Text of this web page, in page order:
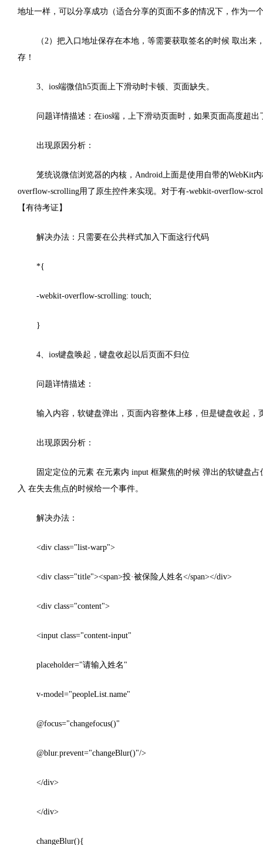
地址一样，可以分享成功（适合分享的页面不多的情况下，作为一
（2）把入口地址保存在本地，等需要获取签名的时候 取出来
存！
3、ios端微信h5页面上下滑动时卡顿、页面缺失。
问题详情描述：在ios端，上下滑动页面时，如果页面高度超
出现原因分析：
笼统说微信浏览器的内核，Android上面是使用自带的WebKit
overflow-scrolling用了原生控件来实现。对于有-webkit-overflow-
【有待考证】
解决办法：只需要在公共样式加入下面这行代码
*{
-webkit-overflow-scrolling: touch;
}
4、ios键盘唤起，键盘收起以后页面不归位
问题详情描述：
输入内容，软键盘弹出，页面内容整体上移，但是键盘收起，
出现原因分析：
固定定位的元素 在元素内 input 框聚焦的时候 弹出的软键盘
入 在失去焦点的时候给一个事件。
解决办法：
<div class="list-warp">
<div class="title"><span>投·被保险人姓名</span></div>
<div class="content">
<input class="content-input"
placeholder="请输入姓名"
v-model="peopleList.name"
@focus="changefocus()"
@blur.prevent="changeBlur()"/>
</div>
</div>
changeBlur(){